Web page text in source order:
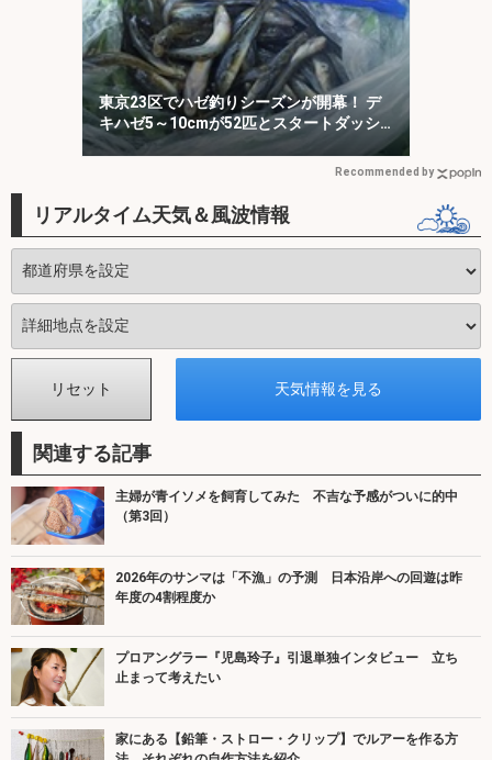
東京23区でハゼ釣りシーズンが開幕！ デ
キハゼ5～10cmが52匹とスタートダッシ
ュに成功
Recommended by
リアルタイム天気＆風波情報
関連する記事
主婦が青イソメを飼育してみた 不吉な予感がついに的中
（第3回）
2026年のサンマは「不漁」の予測 日本沿岸への回遊は昨
年度の4割程度か
プロアングラー『児島玲子』引退単独インタビュー 立ち
止まって考えたい
家にある【鉛筆・ストロー・クリップ】でルアーを作る方